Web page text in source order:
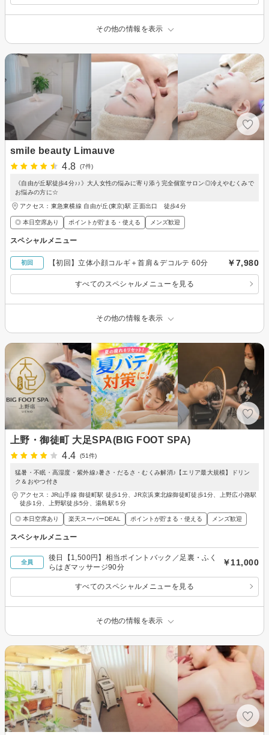
その他の情報を表示
smile beauty Limauve
4.8
(7件)
《自由が丘駅徒歩4分♪♪》大人女性の悩みに寄り添う完全個室サロン◎冷えやむくみで
お悩みの方に☆
アクセス：東急東横線 自由が丘(東京)駅 正面出口 徒歩4分
◎ 本日空席あり ポイントが貯まる・使える メンズ歓迎
スペシャルメニュー
初回 【初回】立体小顔コルギ＋首肩＆デコルテ 60分 ￥7,980
すべてのスペシャルメニューを見る
その他の情報を表示
上野・御徒町 大足SPA(BIG FOOT SPA)
4.4
(51件)
猛暑・不眠・高湿度・紫外線♪暑さ・だるさ・むくみ解消♪【エリア最大規模】ドリン
ク＆おやつ付き
アクセス：JR山手線 御徒町駅 徒歩1分、JR京浜東北線御徒町徒歩1分、上野広小路駅
徒歩1分、上野駅徒歩5分、湯島駅５分
◎ 本日空席あり 楽天スーパーDEAL ポイントが貯まる・使える メンズ歓迎
スペシャルメニュー
全員
後日【1,500円】相当ポイントバック／足裏・ふく
らはぎマッサージ90分
￥11,000
すべてのスペシャルメニューを見る
その他の情報を表示